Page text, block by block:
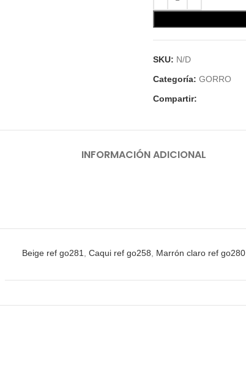
SKU: N/D
Categoría: GORRO
Compartir:
INFORMACIÓN ADICIONAL
Beige ref go281 Caqui ref go258 Marrón claro ref go280